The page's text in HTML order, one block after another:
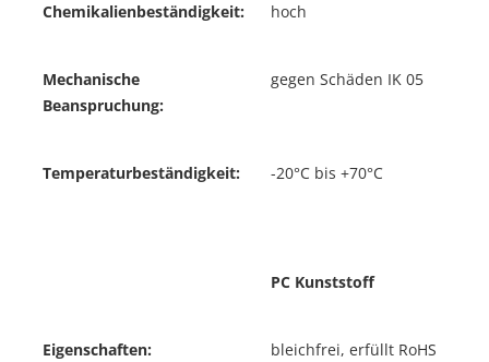
Chemikalienbeständigkeit: hoch
Mechanische
Beanspruchung:
gegen Schäden IK 05
Temperaturbeständigkeit: -20°C bis +70°C
PC Kunststoff
Eigenschaften:
bleichfrei, erfüllt RoHS